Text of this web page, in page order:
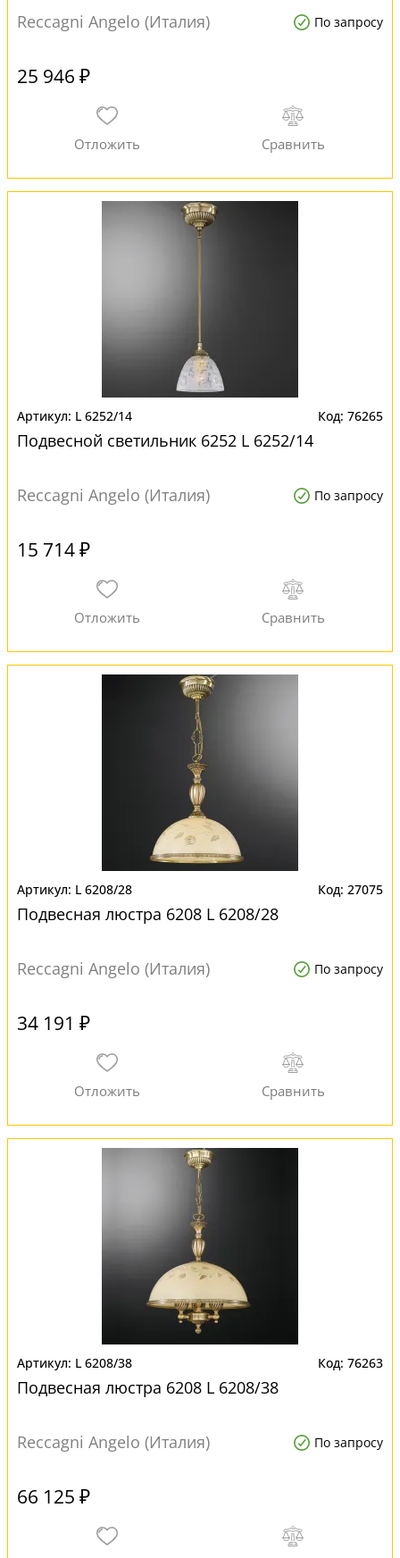
Reccagni Angelo (Италия) По запросу
25 946 ₽
L 6252/14 76265
Подвесной светильник 6252 L 6252/14
Reccagni Angelo (Италия) По запросу
15 714 ₽
L 6208/28 27075
Подвесная люстра 6208 L 6208/28
Reccagni Angelo (Италия) По запросу
34 191 ₽
L 6208/38 76263
Подвесная люстра 6208 L 6208/38
Reccagni Angelo (Италия) По запросу
66 125 ₽